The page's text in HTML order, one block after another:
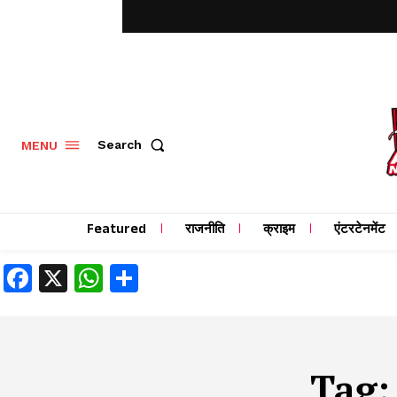
MENU Search
Featured राजनीति क्राइम एंटरटेनमेंट
Facebook
X WhatsApp